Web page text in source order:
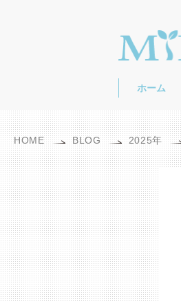
ホーム
HOME BLOG 2025年